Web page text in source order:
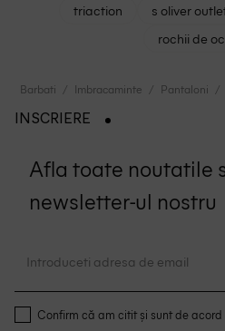
triaction
s oliver
rochii de
Barbati Imbracaminte Pantaloni
INSCRIERE
Afla toate noutatile
newsletter-ul nostru
Confirm că am citit și sunt de acord